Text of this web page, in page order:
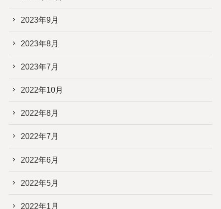
2023年9月
2023年8月
2023年7月
2022年10月
2022年8月
2022年7月
2022年6月
2022年5月
2022年1月